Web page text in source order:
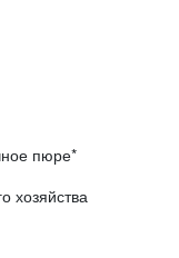
пюре*
хозяйства